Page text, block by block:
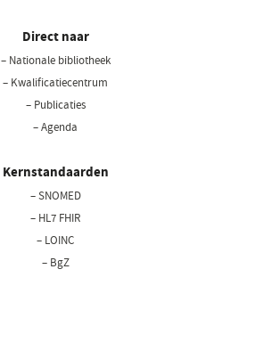
Direct naar
– Nationale bibliotheek(opent
– Kwalificatiecentrum
– Publicaties
– Agenda
Kernstandaarden
– SNOMED
– HL7 FHIR
– LOINC
– BgZ